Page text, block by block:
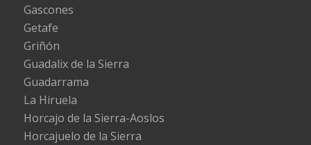
Gascones
Getafe
Griñón
Guadalix de la Sierra
Guadarrama
La Hiruela
Horcajo de la Sierra-Aoslos
Horcajuelo de la Sierra